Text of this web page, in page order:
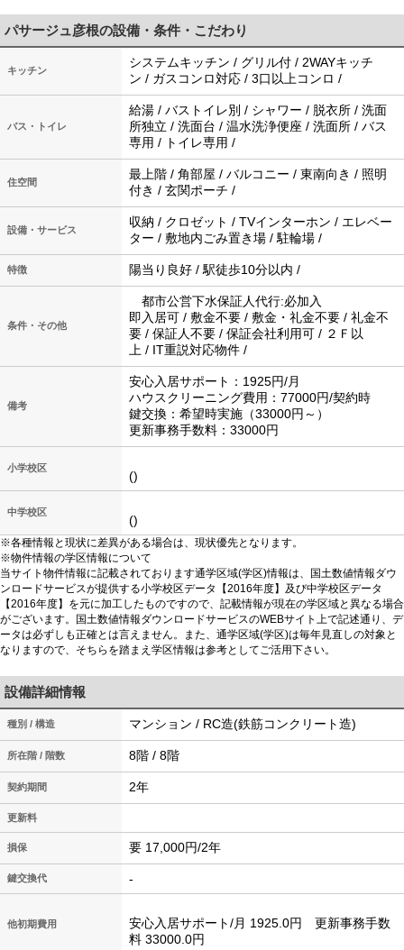
パサージュ彦根の設備・条件・こだわり
キッチン
システムキッチン / グリル付 / 2WAYキッチ
ン / ガスコンロ対応 / 3口以上コンロ /
バス・トイレ
給湯 / バストイレ別 / シャワー / 脱衣所 / 洗面
所独立 / 洗面台 / 温水洗浄便座 / 洗面所 / バス
専用 / トイレ専用 /
住空間
最上階 / 角部屋 / バルコニー / 東南向き / 照明
付き / 玄関ポーチ /
設備・サービス
収納 / クロゼット / TVインターホン / エレベー
ター / 敷地内ごみ置き場 / 駐輪場 /
特徴 陽当り良好 / 駅徒歩10分以内 /
条件・その他
都市公営下水保証人代行:必加入
即入居可 / 敷金不要 / 敷金・礼金不要 / 礼金不
要 / 保証人不要 / 保証会社利用可 / ２Ｆ以
上 / IT重説対応物件 /
備考
安心入居サポート：1925円/月
ハウスクリーニング費用：77000円/契約時
鍵交換：希望時実施（33000円～）
更新事務手数料：33000円
小学校区
()
中学校区
()
※各種情報と現状に差異がある場合は、現状優先となります。
※物件情報の学区情報について
当サイト物件情報に記載されております通学区域(学区)情報は、国土数値情報ダウ
ンロードサービスが提供する小学校区データ【2016年度】及び中学校区データ
【2016年度】を元に加工したものですので、記載情報が現在の学区域と異なる場合
がございます。国土数値情報ダウンロードサービスのWEBサイト上で記述通り、デ
ータは必ずしも正確とは言えません。また、通学区域(学区)は毎年見直しの対象と
なりますので、そちらを踏まえ学区情報は参考としてご活用下さい。
設備詳細情報
種別 / 構造 マンション / RC造(鉄筋コンクリート造)
所在階 / 階数 8階 / 8階
契約期間 2年
更新料
損保 要 17,000円/2年
鍵交換代 -
他初期費用
安心入居サポート/月 1925.0円 更新事務手数
料 33000.0円